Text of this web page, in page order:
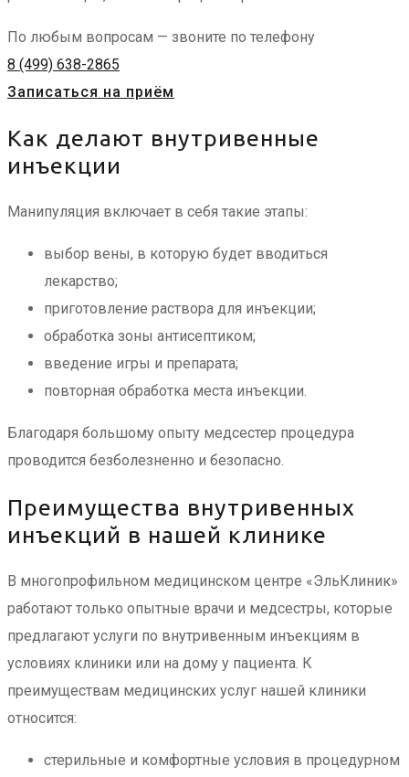
По любым вопросам — звоните по телефону
8 (499) 638-2865
Записаться на приём
Как делают внутривенные
инъекции
Манипуляция включает в себя такие этапы:
выбор вены, в которую будет вводиться
лекарство;
приготовление раствора для инъекции;
обработка зоны антисептиком;
введение игры и препарата;
повторная обработка места инъекции.
Благодаря большому опыту медсестер процедура
проводится безболезненно и безопасно.
Преимущества внутривенных
инъекций в нашей клинике
В многопрофильном медицинском центре «ЭльКлиник»
работают только опытные врачи и медсестры, которые
предлагают услуги по внутривенным инъекциям в
условиях клиники или на дому у пациента. К
преимуществам медицинских услуг нашей клиники
относится:
стерильные и комфортные условия в процедурном